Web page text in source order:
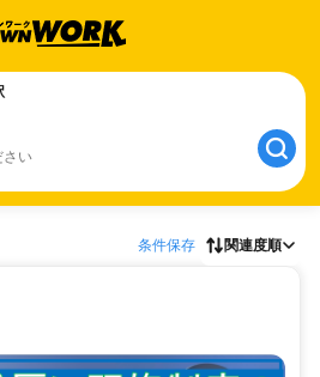
さい
条件保存 関連度順